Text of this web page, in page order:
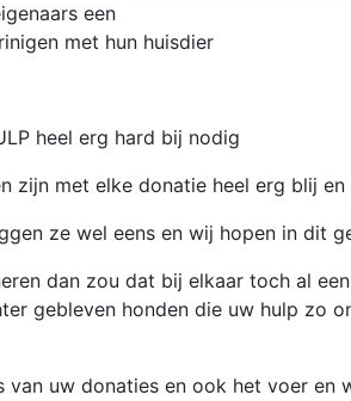
een
met hun huisdier
heel erg hard bij nodig
zijn met elke donatie heel erg blij en
ze wel eens en wij hopen in dit
dan zou dat bij elkaar toch al
gebleven honden die uw hulp zo
van uw donaties en ook het voer en